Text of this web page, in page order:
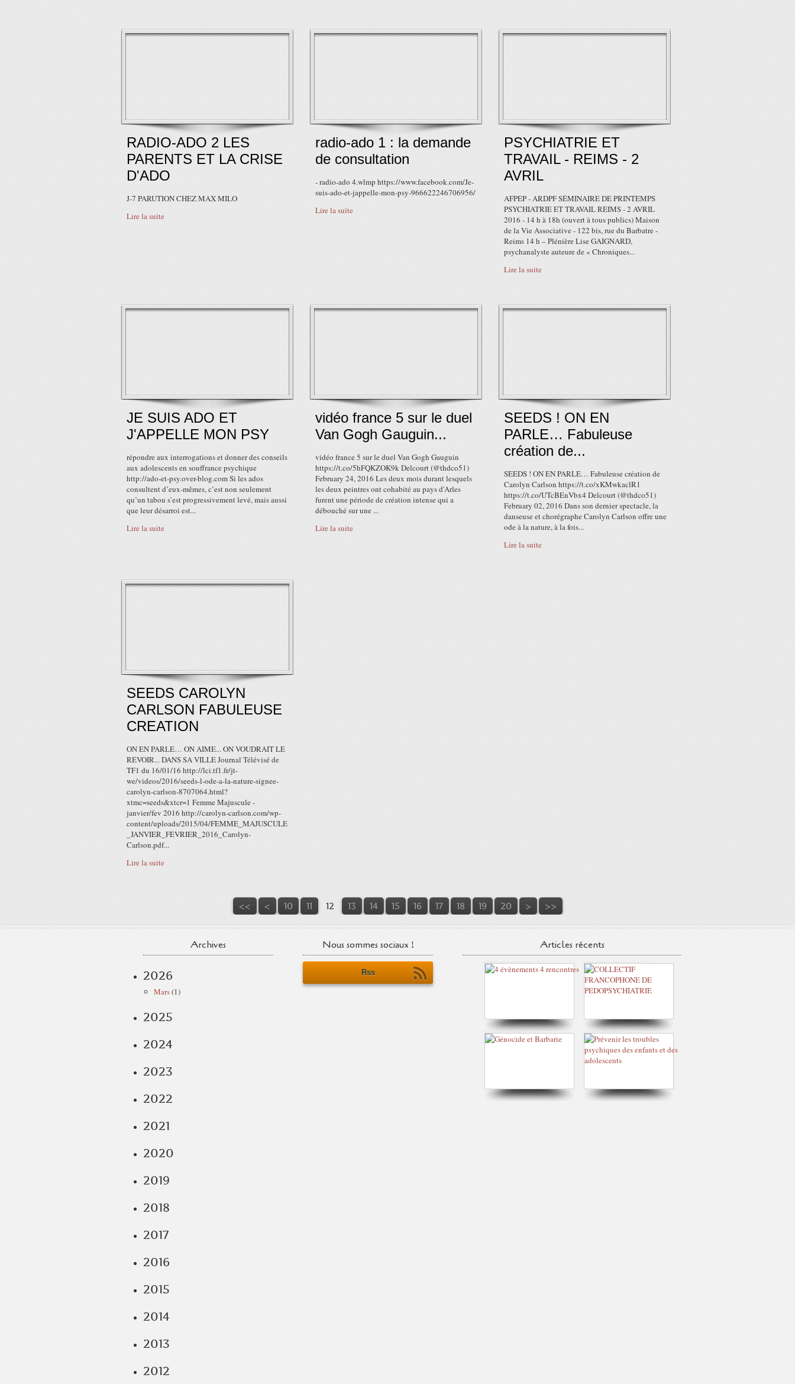
RADIO-ADO 2 LES
PARENTS ET LA CRISE
D'ADO
J-7 PARUTION CHEZ MAX MILO
Lire la suite
radio-ado 1 : la demande
de consultation
- radio-ado 4.wlmp https://www.facebook.com/Je-
suis-ado-et-jappelle-mon-psy-966622246706956/
Lire la suite
PSYCHIATRIE ET
TRAVAIL - REIMS - 2
AVRIL
AFPEP - ARDPF SÉMINAIRE DE PRINTEMPS
PSYCHIATRIE ET TRAVAIL REIMS - 2 AVRIL
2016 - 14 h à 18h (ouvert à tous publics) Maison
de la Vie Associative - 122 bis, rue du Barbatre -
Reims 14 h – Plénière Lise GAIGNARD,
psychanalyste auteure de « Chroniques...
Lire la suite
JE SUIS ADO ET
J'APPELLE MON PSY
répondre aux interrogations et donner des conseils
aux adolescents en souffrance psychique
http://ado-et-psy.over-blog.com Si les ados
consultent d’eux-mêmes, c’est non seulement
qu’un tabou s’est progressivement levé, mais aussi
que leur désarroi est...
Lire la suite
vidéo france 5 sur le duel
Van Gogh Gauguin...
vidéo france 5 sur le duel Van Gogh Gauguin
https://t.co/5hFQKZOK9k Delcourt (@thdco51)
February 24, 2016 Les deux mois durant lesquels
les deux peintres ont cohabité au pays d'Arles
furent une période de création intense qui a
débouché sur une ...
Lire la suite
SEEDS ! ON EN
PARLE… Fabuleuse
création de...
SEEDS ! ON EN PARLE… Fabuleuse création de
Carolyn Carlson https://t.co/xKMwkaclR1
https://t.co/UTcBEnVbx4 Delcourt (@thdco51)
February 02, 2016 Dans son dernier spectacle, la
danseuse et chorégraphe Carolyn Carlson offre une
ode à la nature, à la fois...
Lire la suite
SEEDS CAROLYN
CARLSON FABULEUSE
CREATION
ON EN PARLE… ON AIME... ON VOUDRAIT LE
REVOIR... DANS SA VILLE Journal Télévisé de
TF1 du 16/01/16 http://lci.tf1.fr/jt-
we/videos/2016/seeds-l-ode-a-la-nature-signee-
carolyn-carlson-8707064.html?
xtmc=seeds&xtcr=1 Femme Majuscule -
janvier/fev 2016 http://carolyn-carlson.com/wp-
content/uploads/2015/04/FEMME_MAJUSCULE
_JANVIER_FEVRIER_2016_Carolyn-
Carlson.pdf...
Lire la suite
<< < 10 11 12 13 14 15 16 17 18 19 20 > >>
Archives
2026
Mars(1)
2025
2024
2023
2022
2021
2020
2019
2018
2017
2016
2015
2014
2013
2012
Nous sommes sociaux !
Rss
Articles récents